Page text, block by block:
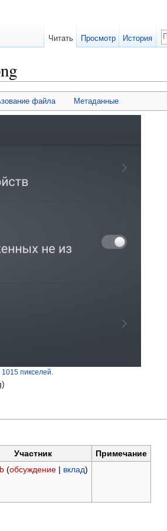
файла Метаданные
1015 пикселей
)
Участник
Примечание
(обсуждение| вклад)
Читать Просмотр История